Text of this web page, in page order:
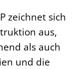
zeichnet sich
aus,
als auch
und die